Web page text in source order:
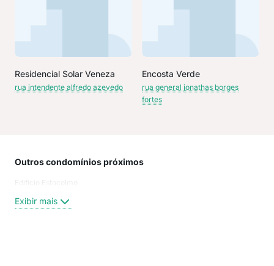
Residencial Solar Veneza
rua intendente alfredo azevedo
Encosta Verde
rua general jonathas borges
fortes
Outros condomínios próximos
Edifício Estocolmo
Exibir mais